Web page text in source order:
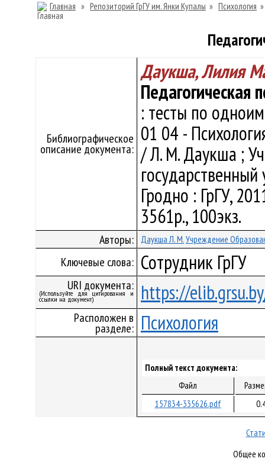
Главная » Репозиторий ГрГУ им. Янки Купалы » Психология »
Библиографическое
описание документа:
Даукша, Лилия
Педагогическая
: тесты по
01 04 -
/ Л. М. Даукша ;
Гродно : ГрГУ,
3561р., 100экз.
Авторы: Даукша Л. М.Учреждение
Ключевые слова: Сотрудник ГрГУ
URI документа:
(Используйте для цитирования и
ссылки на документ) https://
Расположен в
разделе: Психология
Полный текст документа:
Файл
157834-335626.pdf
Общее